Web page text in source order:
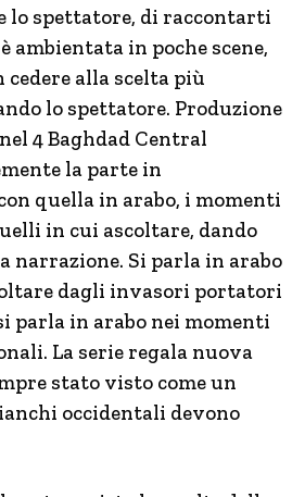
lo spettatore, di raccontarti
ambientata in poche scene,
cedere alla scelta più
lo spettatore. Produzione
4 Baghdad Central
la parte in
quella in arabo, i momenti
in cui ascoltare, dando
narrazione. Si parla in arabo
dagli invasori portatori
parla in arabo nei momenti
La serie regala nuova
stato visto come un
occidentali devono